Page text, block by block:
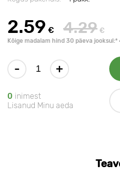
2.59 € 4.29 €
Kõige madalam hind 30 päeva jooksul:*
- +
0 inimest
Lisanud Minu aeda